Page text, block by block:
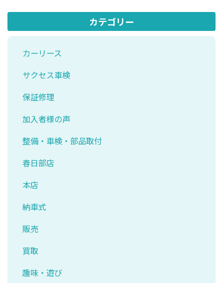
カテゴリー
カーリース
サクセス車検
保証修理
加入者様の声
整備・車検・部品取付
春日部店
本店
納車式
販売
買取
趣味・遊び